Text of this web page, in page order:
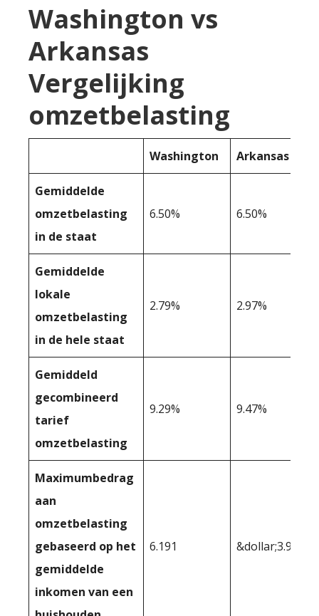
Washington vs
Arkansas
Vergelijking
omzetbelasting
Washington Arkansas
Gemiddelde
omzetbelasting
in de staat
6.50% 6.50%
Gemiddelde
lokale
omzetbelasting
in de hele staat
2.79% 2.97%
Gemiddeld
gecombineerd
tarief
omzetbelasting
9.29% 9.47%
Maximumbedrag
aan
omzetbelasting
gebaseerd op het
gemiddelde
inkomen van een
6.191 &dollar;3.942